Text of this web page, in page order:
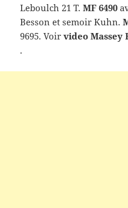
Leboulch 21 T.MF 6490
Besson et semoir Kuhn.
9695. Voirvideo Massey
.